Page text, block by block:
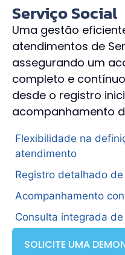
Serviço Social
Uma gestão
atendimentos de
assegurando um
completo e
desde o registro
acompanhamento
Flexibilidade na
atendimento
Registro detalhado
Acompanhamento
Consulta integrada
SOLICITE UMA